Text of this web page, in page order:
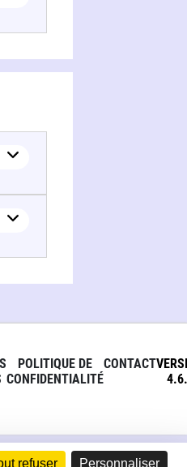
refuser Personnaliser
POLITIQUE DE
CONFIDENTIALITÉ
CONTACT